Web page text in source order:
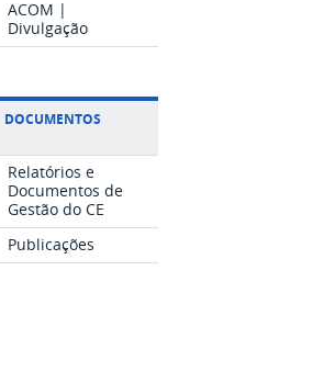
ACOM |
Divulgação
DOCUMENTOS
Relatórios e
Documentos de
Gestão do CE
Publicações